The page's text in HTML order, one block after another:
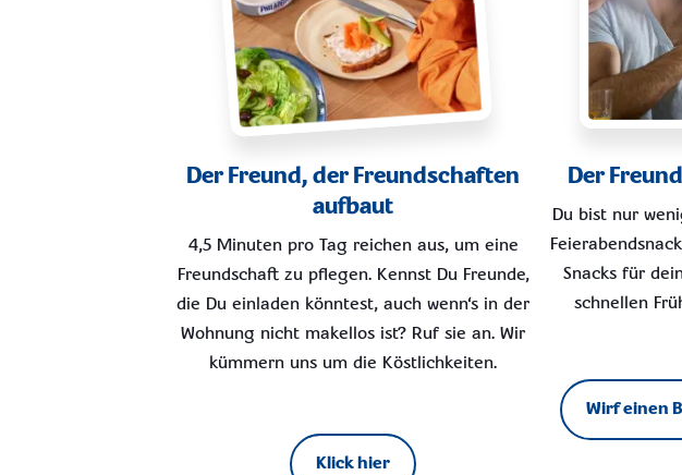
Der Freund, der Freundschaften
aufbaut
4,5 Minuten pro Tag reichen aus, um eine
Freundschaft zu pflegen. Kennst Du Freunde,
die Du einladen könntest, auch wenn‘s in der
Wohnung nicht makellos ist? Ruf sie an. Wir
kümmern uns um die Köstlichkeiten.
Klick hier
Der
Du bist nur
Snacks für
schnellen
Wirf einen